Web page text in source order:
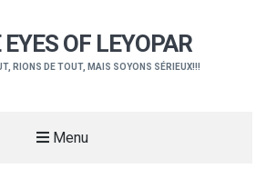
OF LEYOPAR
RIONS DE TOUT, MAIS SOYONS SÉRIEUX!!!
Menu